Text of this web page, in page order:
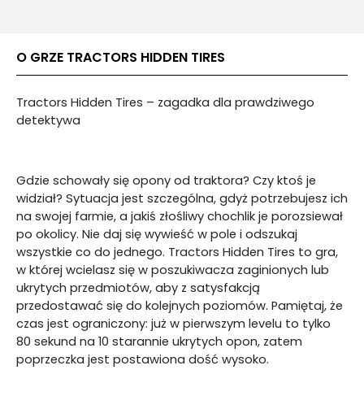
O GRZE TRACTORS HIDDEN TIRES
Tractors Hidden Tires – zagadka dla prawdziwego
detektywa
Gdzie schowały się opony od traktora? Czy ktoś je
widział? Sytuacja jest szczególna, gdyż potrzebujesz ich
na swojej farmie, a jakiś złośliwy chochlik je porozsiewał
po okolicy. Nie daj się wywieść w pole i odszukaj
wszystkie co do jednego. Tractors Hidden Tires to gra,
w której wcielasz się w poszukiwacza zaginionych lub
ukrytych przedmiotów, aby z satysfakcją
przedostawać się do kolejnych poziomów. Pamiętaj, że
czas jest ograniczony: już w pierwszym levelu to tylko
80 sekund na 10 starannie ukrytych opon, zatem
poprzeczka jest postawiona dość wysoko.